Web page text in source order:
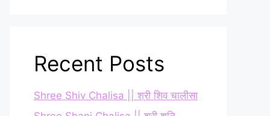
Recent Posts
Shree Shiv Chalisa || श्री शिव चालीसा